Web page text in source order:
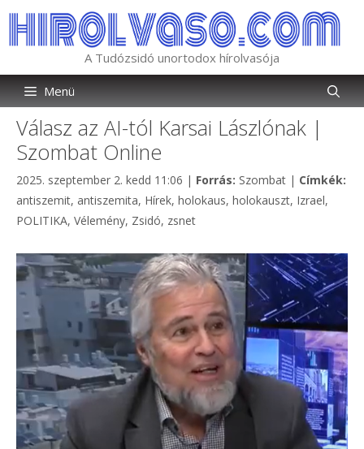
tartalomba
A Tudózsidó unortodox hírolvasója
Menü
Válasz az AI-tól Karsai Lászlónak |
Szombat Online
2025. szeptember 2. kedd 11:06 | Forrás: Kategória
Szombat | Címkék:
Címkék
antiszemit, antiszemita, Hírek, holokaus, holokauszt, Izrael,
POLITIKA, Vélemény, Zsidó, zsnet